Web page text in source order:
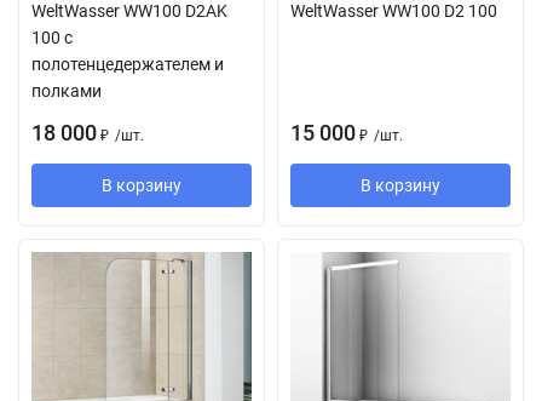
WeltWasser WW100 D2AK
100 с
полотенцедержателем и
полками
18 000 ₽ /шт.
В корзину
WeltWasser WW100 D2 100
15 000 ₽ /шт.
В корзину